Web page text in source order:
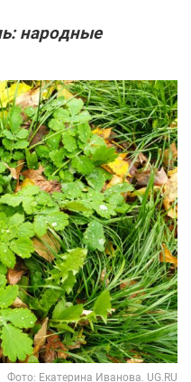
народные
Фото: Екатерина Иванова. UG.RU